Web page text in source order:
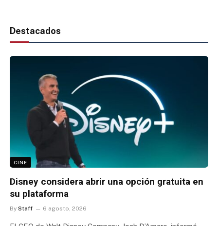
Destacados
CINE
Disney considera abrir una opción gratuita en
su plataforma
By Staff 6 agosto, 2026